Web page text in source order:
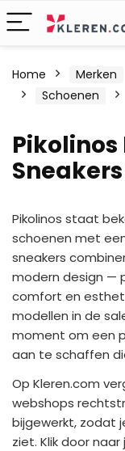
Home Merken
Schoenen
Pikolinos
Pikolinos staat
schoenen met
sneakers
modern design —
comfort en
modellen in de
moment om een
aan te schaffen
Op Kleren.com
webshops
bijgewerkt, zodat
ziet. Klik door